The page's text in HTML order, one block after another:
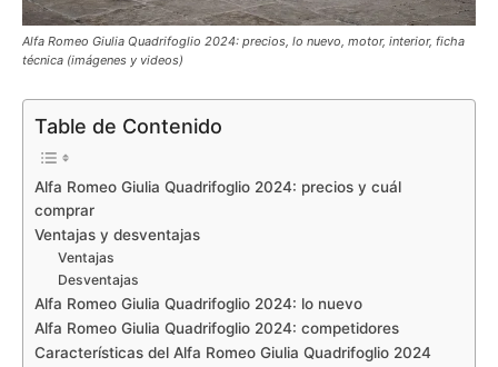
Alfa Romeo Giulia Quadrifoglio 2024: precios, lo nuevo, motor, interior, ficha
técnica (imágenes y videos)
Table de Contenido
Alfa Romeo Giulia Quadrifoglio 2024: precios y cuál
comprar
Ventajas y desventajas
Ventajas
Desventajas
Alfa Romeo Giulia Quadrifoglio 2024: lo nuevo
Alfa Romeo Giulia Quadrifoglio 2024: competidores
Características del Alfa Romeo Giulia Quadrifoglio 2024